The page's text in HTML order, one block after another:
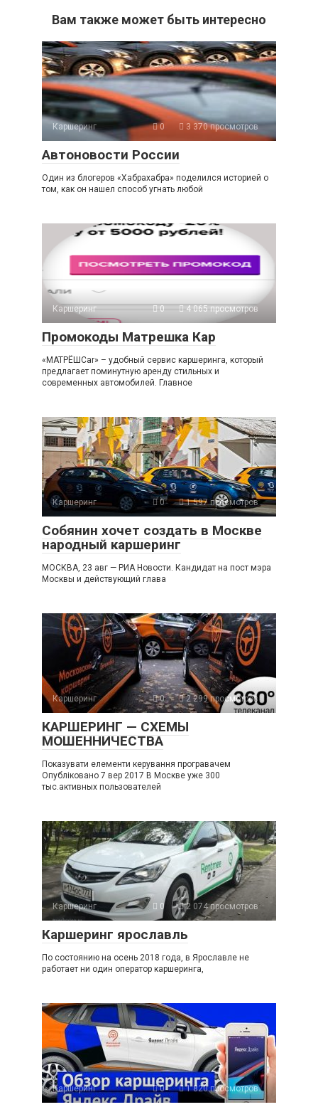
Вам также может быть интересно
Каршеринг 0 3 370 просмотров
Автоновости России
Один из блогеров «Хабрахабра» поделился историей о
том, как он нашел способ угнать любой
Каршеринг 0 4 065 просмотров
Промокоды Матрешка Кар
«МАТРЁШCar» – удобный сервис каршеринга, который
предлагает поминутную аренду стильных и
современных автомобилей. Главное
Каршеринг 0 1 597 просмотров
Собянин хочет создать в Москве
народный каршеринг
МОСКВА, 23 авг — РИА Новости. Кандидат на пост мэра
Москвы и действующий глава
Каршеринг 0 2 299 просмотров
КАРШЕРИНГ — СХЕМЫ
МОШЕННИЧЕСТВА
Показувати елементи керування програвачем
Опубліковано 7 вер 2017 В Москве уже 300
тыс.активных пользователей
Каршеринг 0 2 074 просмотров
Каршеринг ярославль
По состоянию на осень 2018 года, в Ярославле не
работает ни один оператор каршеринга,
Каршеринг 0 1 820 просмотров